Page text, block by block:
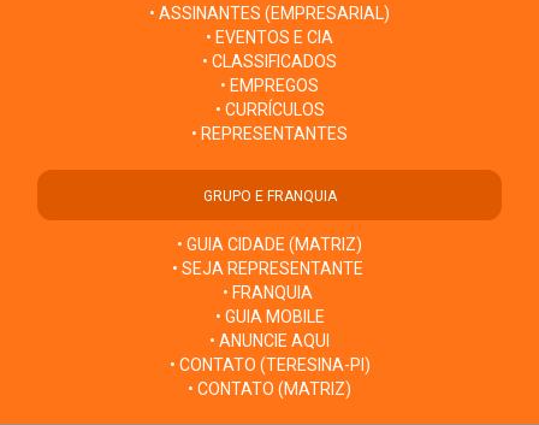
• ASSINANTES (EMPRESARIAL)
• EVENTOS E CIA
• CLASSIFICADOS
• EMPREGOS
• CURRÍCULOS
• REPRESENTANTES
GRUPO E FRANQUIA
• GUIA CIDADE (MATRIZ)
• SEJA REPRESENTANTE
• FRANQUIA
• GUIA MOBILE
• ANUNCIE AQUI
• CONTATO (TERESINA-PI)
• CONTATO (MATRIZ)